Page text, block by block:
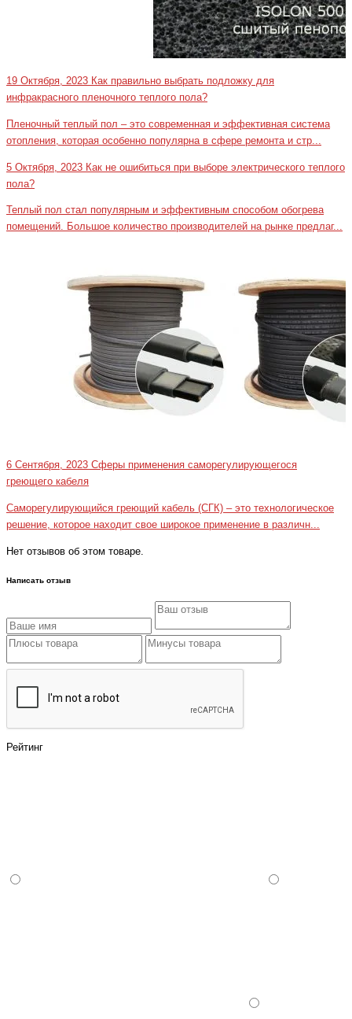
19 Октября, 2023 Как правильно выбрать подложку для
инфракрасного пленочного теплого пола?
Пленочный теплый пол – это современная и эффективная система
отопления, которая особенно популярна в сфере ремонта и стр...
5 Октября, 2023 Как не ошибиться при выборе электрического теплого
пола?
Теплый пол стал популярным и эффективным способом обогрева
помещений. Большое количество производителей на рынке предлаг...
6 Сентября, 2023 Сферы применения саморегулирующегося
греющего кабеля
Саморегулирующийся греющий кабель (СГК) – это технологическое
решение, которое находит свое широкое применение в различн...
Нет отзывов об этом товаре.
Написать отзыв
Рейтинг